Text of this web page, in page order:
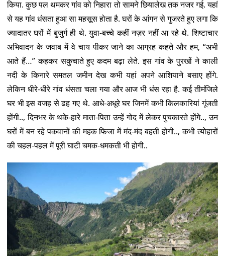
किया. कुछ पल थमकर गांव को निहारा तो सामने छियालेख तक नजर गई. यहां
से यह गांव धंसता हुआ सा महसूस होता है. घरों के आंगन से गुजरते हुए लगा कि
ज्यादातर घरों में बुजुर्ग ही थे. युवा-बच्चे कहीं नज़र नहीं आ रहे थे. शिष्टाचार
अभिवादन के जवाब में वे चाय पीकर जाने का आग्रह कहते और हम, “अभी
आते हैं…” कहकर सकुचाते हुए कदम बढ़ा लेते. इस गांव के पुरखों ने काली
नदी के किनारे समतल जमीन देख कभी यहां अपने आशियाने बसाए होंगे.
लेकिन धीरे-धीरे गांव धंसता चला गया और आज भी धंस रहा है. कई तीमंजिले
घर भी इस वजह से ढह गए थे. आधे-अधूरे घर जिनमें कभी किलकारियां गूंजती
होंगी.., दिनभर के थके-हारे माता-पिता उन्हें गोद में लेकर पुचकारते होंगे.., उन
घरों में बन रहे पकवानों की महक फिजा में मंद-मंद बहती होगी.., कभी त्योहारों
की चहल-पहल में पूरी घाटी चमक-धमकती भी होगी..